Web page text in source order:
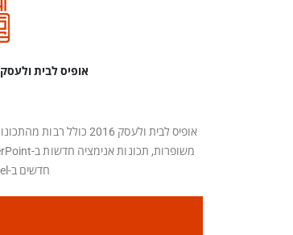
אופיס לבית ולעסק 2016 - חדשנות מתמשכת
חדשים ב-Excel לניתוח נתונים.